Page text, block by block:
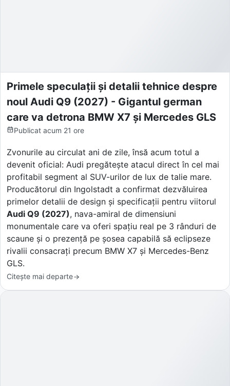
Primele speculații și detalii tehnice despre
noul Audi Q9 (2027) - Gigantul german
care va detrona BMW X7 și Mercedes GLS
Publicat acum 21 ore
Zvonurile au circulat ani de zile, însă acum totul a
devenit oficial: Audi pregătește atacul direct în cel mai
profitabil segment al SUV-urilor de lux de talie mare.
Producătorul din Ingolstadt a confirmat dezvăluirea
primelor detalii de design și specificații pentru viitorul
Audi Q9 (2027), nava-amiral de dimensiuni
monumentale care va oferi spațiu real pe 3 rânduri de
scaune și o prezență pe șosea capabilă să eclipseze
rivalii consacrați precum BMW X7 și Mercedes-Benz
GLS.
Citește mai departe